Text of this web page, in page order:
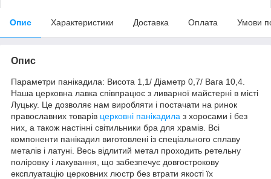
Опис Характеристики Доставка Оплата Умови
Опис
Параметри панікадила: Висота 1,1/ Діаметр 0,7/ Вага 10,4.
Наша церковна лавка співпрацює з ливарної майстерні в місті
Луцьку. Це дозволяє нам виробляти і постачати на ринок
православних товарів церковні панікадила з хоросами і без
них, а також настінні світильники бра для храмів. Всі
компоненти панікадил виготовлені із спеціального сплаву
металів і латуні. Весь відлитий метал проходить ретельну
поліровку і лакування, що забезпечує довгострокову
експлуатацію церковних люстр без втрати якості їх